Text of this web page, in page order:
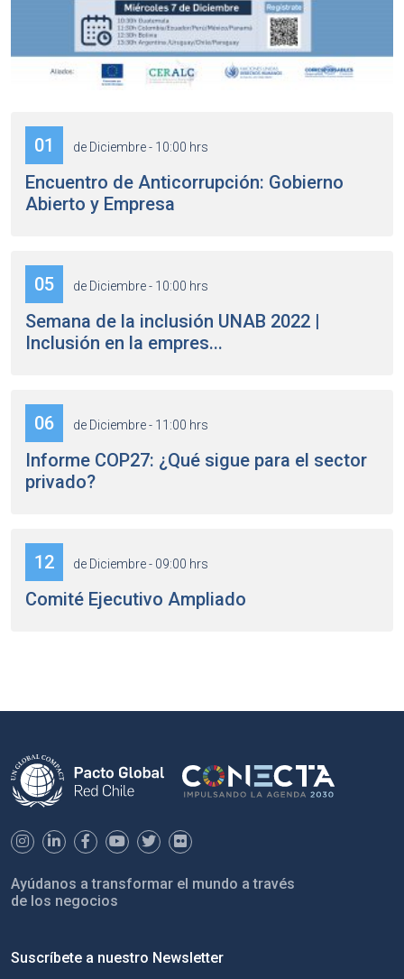
01 de Diciembre - 10:00 hrs
Encuentro de Anticorrupción: Gobierno
Abierto y Empresa
05 de Diciembre - 10:00 hrs
Semana de la inclusión UNAB 2022 |
Inclusión en la empres...
06 de Diciembre - 11:00 hrs
Informe COP27: ¿Qué sigue para el sector
privado?
12 de Diciembre - 09:00 hrs
Comité Ejecutivo Ampliado
Ayúdanos a transformar el mundo a través
de los negocios
Suscríbete a nuestro Newsletter